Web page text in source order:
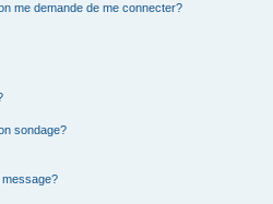
me demande de me connecter?
sondage?
message?